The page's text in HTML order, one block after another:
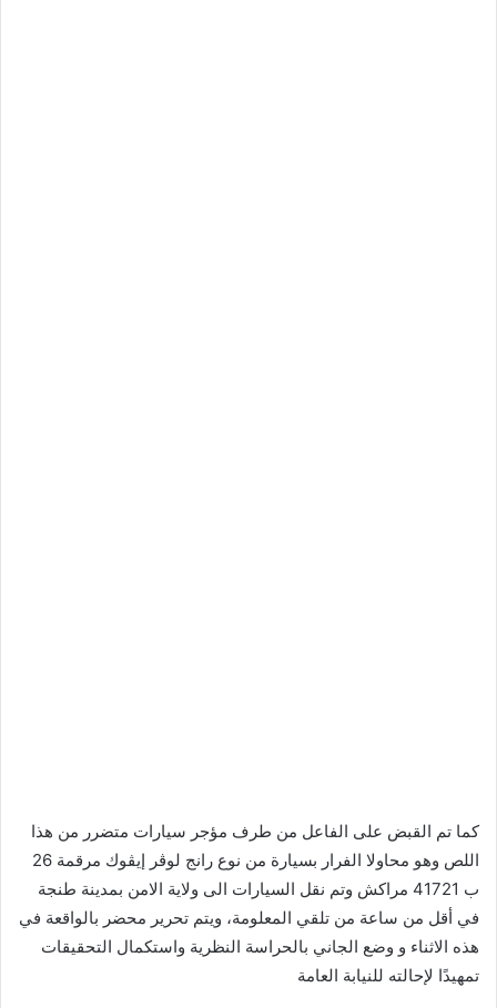
كما تم القبض على الفاعل من طرف مؤجر سيارات متضرر من هذا
اللص وهو محاولا الفرار بسيارة من نوع رانج لوڤر إيڤوك مرقمة 26
ب 41721 مراكش وتم نقل السيارات الى ولاية الامن بمدينة طنجة
في أقل من ساعة من تلقي المعلومة، ويتم تحرير محضر بالواقعة في
هذه الاثناء و وضع الجاني بالحراسة النظرية واستكمال التحقيقات
تمهيدًا لإحالته للنيابة العامة